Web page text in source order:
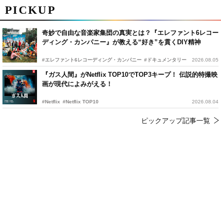
PICKUP
奇妙で自由な音楽家集団の真実とは？『エレファント6レコー
ディング・カンパニー』が教える“好き”を貫くDIY精神
#エレファント6レコーディング・カンパニー #ドキュメンタリー 2026.08.05
『ガス人間』がNetflix TOP10でTOP3キープ！ 伝説的特撮映
画が現代によみがえる！
#Netflix #Netflix TOP10 2026.08.04
ピックアップ記事一覧